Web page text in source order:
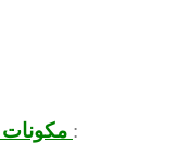
مكونات :